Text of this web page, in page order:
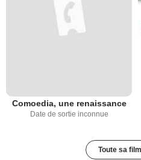
Comoedia, une renaissance
Date de sortie inconnue
Toute sa